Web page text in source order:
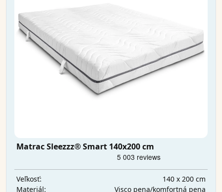
Matrac Sleezzz® Smart 140x200 cm
Veľkosť:
140 x 200 cm
Materiál:
Visco pena/komfortná pena